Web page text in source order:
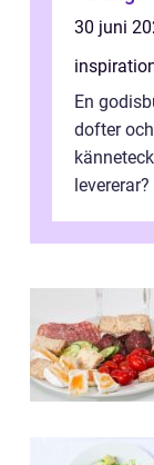
30 juni
En
dofter